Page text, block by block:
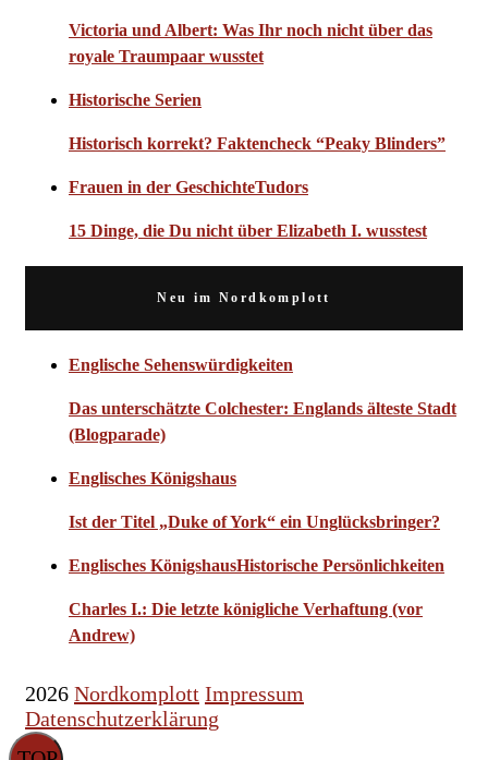
Victoria und Albert: Was Ihr noch nicht über das
royale Traumpaar wusstet
Historische Serien
Historisch korrekt? Faktencheck “Peaky Blinders”
Frauen in der GeschichteTudors
15 Dinge, die Du nicht über Elizabeth I. wusstest
Neu im Nordkomplott
Englische Sehenswürdigkeiten
Das unterschätzte Colchester: Englands älteste Stadt
(Blogparade)
Englisches Königshaus
Ist der Titel „Duke of York“ ein Unglücksbringer?
Englisches KönigshausHistorische Persönlichkeiten
Charles I.: Die letzte königliche Verhaftung (vor
Andrew)
2026 Nordkomplott Impressum
Datenschutzerklärung